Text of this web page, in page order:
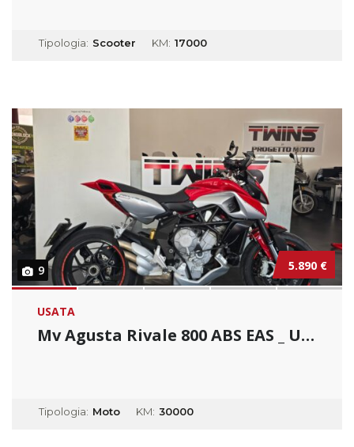
Tipologia: Scooter KM: 17000
9 5.890 €
USATA
Mv Agusta Rivale 800 ABS EAS _ Usato Permuta...
Tipologia: Moto KM: 30000